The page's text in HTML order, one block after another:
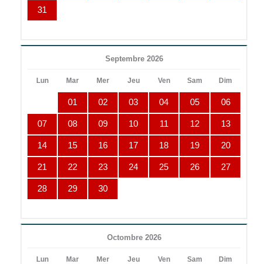
31
Septembre 2026
Lun Mar Mer Jeu Ven Sam Dim
01 02 03 04 05 06
07 08 09 10 11 12 13
14 15 16 17 18 19 20
21 22 23 24 25 26 27
28 29 30
Octombre 2026
Lun Mar Mer Jeu Ven Sam Dim